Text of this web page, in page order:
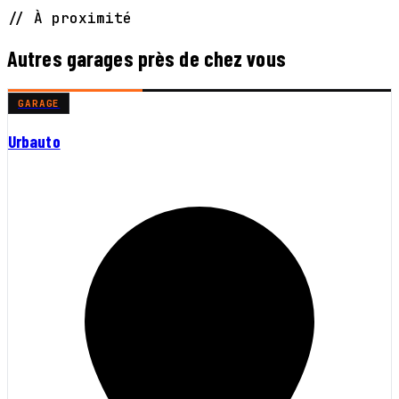
// À proximité
Autres garages près de chez vous
GARAGE
Urbauto